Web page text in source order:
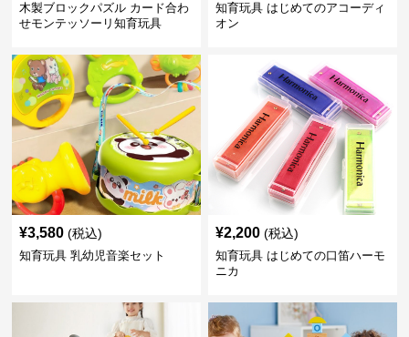
木製ブロックパズル カード合わ
せモンテッソーリ知育玩具
知育玩具 はじめてのアコーディ
オン
¥3,580 (税込)
知育玩具 乳幼児音楽セット
¥2,200 (税込)
知育玩具 はじめての口笛ハーモ
ニカ